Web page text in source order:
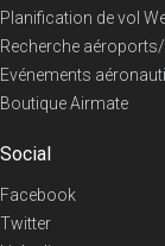
Planification de vol
Recherche
Evénements
Boutique Airmate
Social
Facebook
Twitter